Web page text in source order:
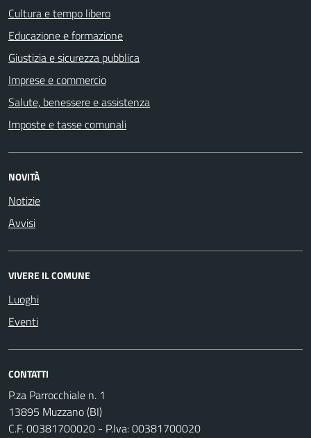
Cultura e tempo libero
Educazione e formazione
Giustizia e sicurezza pubblica
Imprese e commercio
Salute, benessere e assistenza
Imposte e tasse comunali
NOVITÀ
Notizie
Avvisi
VIVERE IL COMUNE
Luoghi
Eventi
CONTATTI
P.za Parrocchiale n. 1
13895 Muzzano (BI)
C.F. 00381700020 - P.Iva: 00381700020